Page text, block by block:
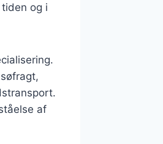
og i
af